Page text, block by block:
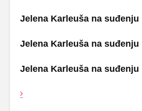
Jelena Karleuša na suđenju
Jelena Karleuša na suđenju
Jelena Karleuša na suđenju